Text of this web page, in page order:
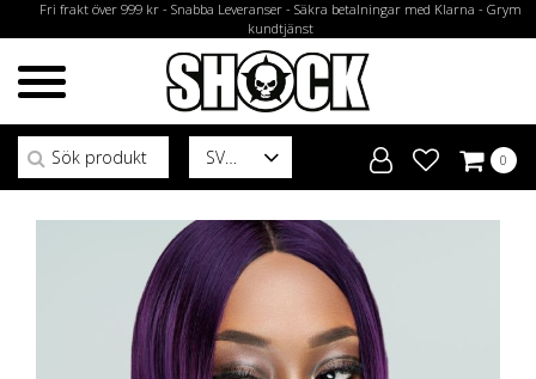
Fri frakt över 999 kr - Snabba Leveranser - Säkra betalningar med Klarna - Grym
kundtjänst
SV
Sök efter:
0